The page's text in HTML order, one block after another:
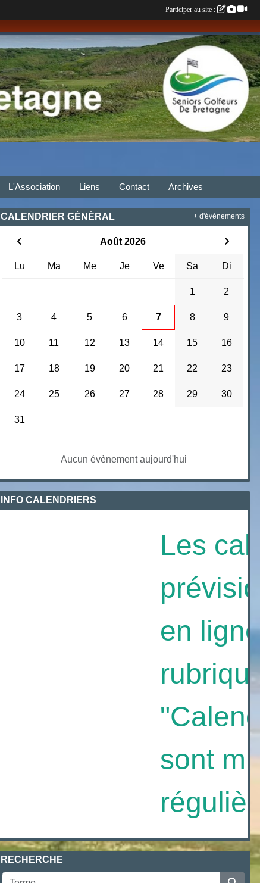
L'Association Liens Contact Archives
CALENDRIER GÉNÉRAL
Août 2026
Lu Ma Me Je Ve Sa Di
1 2
3 4 5 6 7 8 9
10 11 12 13 14 15 16
17 18 19 20 21 22 23
24 25 26 27 28 29 30
31
Aucun évènement aujourd'hui
+ d'évènements
INFO CALENDRIERS
Les
en ligne
rubrique
sont mis
RECHERCHE
Participer au site :